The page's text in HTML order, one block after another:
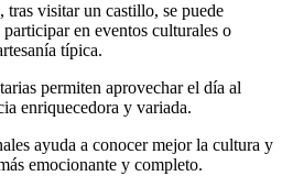
visitar un castillo, se puede
en eventos culturales o
típica.
permiten aprovechar el día al
enriquecedora y variada.
ayuda a conocer mejor la cultura y
emocionante y completo.